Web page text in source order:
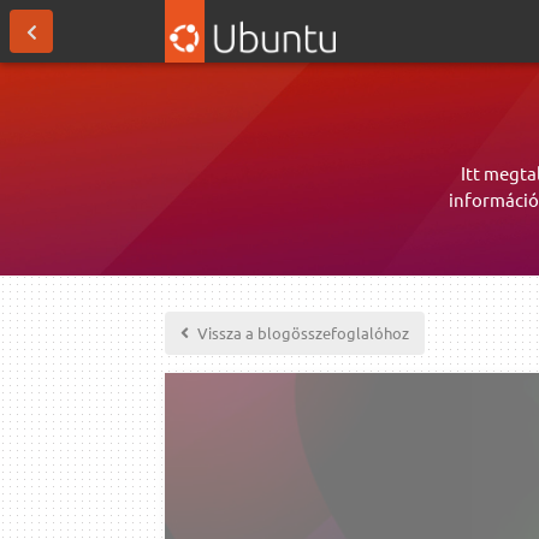
Itt
Vissza a blogösszefoglalóhoz